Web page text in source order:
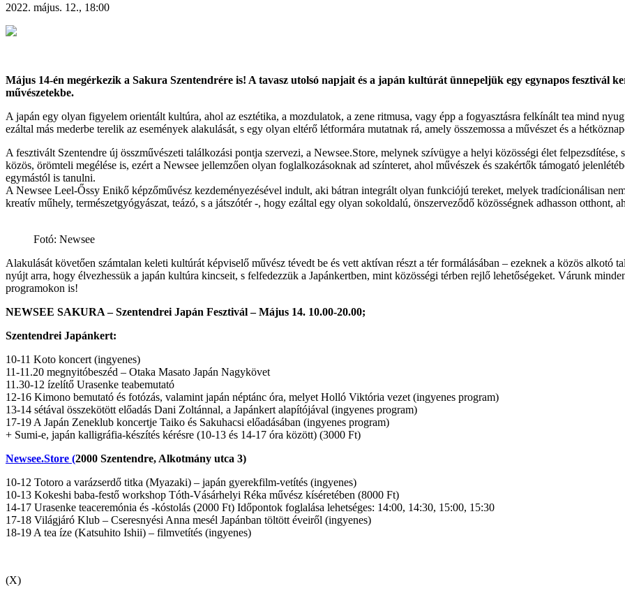
2022. május. 12., 18:00
Május 14-én megérkezik a Sakura Szentendrére is! A tavasz utolsó napjait és a japán kultúrát ünnepeljük egy egynapos fesztivál
művészetekbe.
A japán egy olyan figyelem orientált kultúra, ahol az esztétika, a mozdulatok, a zene ritmusa, vagy épp a fogyasztásra felkínált tea mind
ezáltal más mederbe terelik az események alakulását, s egy olyan eltérő létformára mutatnak rá, amely összemossa a művészet és a
A fesztivált Szentendre új összművészeti találkozási pontja szervezi, a Newsee.Store, melynek szívügye a helyi közösségi élet
közös, örömteli megélése is, ezért a Newsee jellemzően olyan foglalkozásoknak ad színteret, ahol művészek és szakértők támogató
egymástól is tanulni.
A Newsee Leel-Őssy Enikő képzőművész kezdeményezésével indult, aki bátran integrált olyan funkciójú tereket, melyek tradícionálisan
kreatív műhely, természetgyógyászat, teázó, s a játszótér -, hogy ezáltal egy olyan sokoldalú, önszerveződő közösségnek adhasson otthont,
Fotó: Newsee
Alakulását követően számtalan keleti kultúrát képviselő művész tévedt be és vett aktívan részt a tér formálásában – ezeknek a közös alkotó
nyújt arra, hogy élvezhessük a japán kultúra kincseit, s felfedezzük a Japánkertben, mint közösségi térben rejlő lehetőségeket. Várunk
programokon is!
NEWSEE SAKURA – Szentendrei Japán Fesztivál – Május 14. 10.00-20.00;
Szentendrei Japánkert:
10-11 Koto koncert (ingyenes)
11-11.20 megnyitóbeszéd – Otaka Masato Japán Nagykövet
11.30-12 ízelítő Urasenke teabemutató
12-16 Kimono bemutató és fotózás, valamint japán néptánc óra, melyet Holló Viktória vezet (ingyenes program)
13-14 sétával összekötött előadás Dani Zoltánnal, a Japánkert alapítójával (ingyenes program)
17-19 A Japán Zeneklub koncertje Taiko és Sakuhacsi előadásában (ingyenes program)
+ Sumi-e, japán kalligráfia-készítés kérésre (10-13 és 14-17 óra között) (3000 Ft)
Newsee.Store (2000 Szentendre, Alkotmány utca 3)
10-12 Totoro a varázserdő titka (Myazaki) – japán gyerekfilm-vetítés (ingyenes)
10-13 Kokeshi baba-festő workshop Tóth-Vásárhelyi Réka művész kíséretében (8000 Ft)
14-17 Urasenke teaceremónia és -kóstolás (2000 Ft) Időpontok foglalása lehetséges: 14:00, 14:30, 15:00, 15:30
17-18 Világjáró Klub – Cseresnyési Anna mesél Japánban töltött éveiről (ingyenes)
18-19 A tea íze (Katsuhito Ishii) – filmvetítés (ingyenes)
(X)